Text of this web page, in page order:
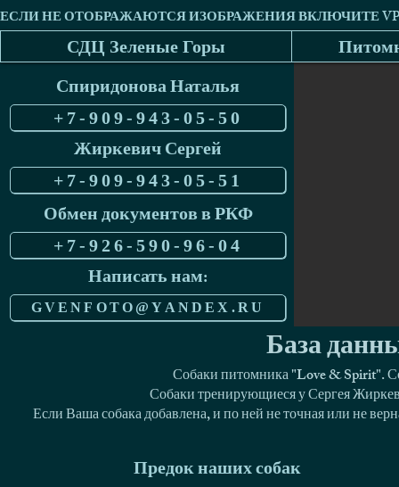
СДЦ Зеленые Горы
Спиридонова Наталья
+7-909-943-05-50
Жиркевич Сергей
+7-909-943-05-51
Обмен документов в РКФ
+7-926-590-96-04
Написать нам:
GVENFOTO@YANDEX.RU
База
Собаки питомника "Love & Spirit".
Собаки тренирующиеся у Сергея
Если Ваша собака добавлена, и по ней не точная или не
Предок наших собак